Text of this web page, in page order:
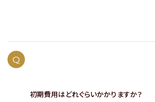
A
オーナー・貸主など様々な立場で入居者
Q
初期費用はどれぐらいかかりますか？